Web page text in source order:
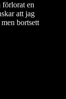
förlorat en
att jag
bortsett